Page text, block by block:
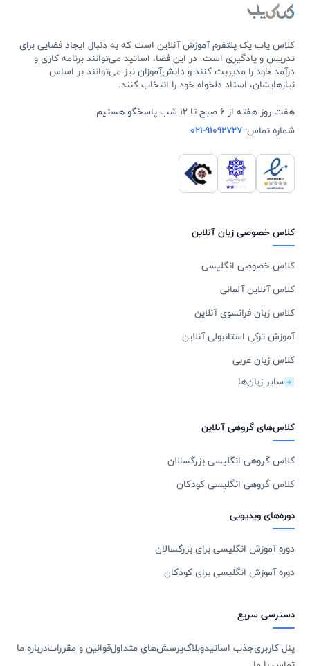
کلاس یاب یک پلتفرم آموزش آنلاین است که به دنبال ایجاد فضایی برای
تدریس و یادگیری است. در این فضا، اساتید می‌توانند برنامه کاری و
درآمد خود را مدیریت کنند و دانش‌آموزان نیز می‌توانند بر اساس
نیازهایشان، استاد دلخواه خود را انتخاب کنند.
هفت روز هفته از 6 صبح تا 12 شب پاسخگو هستیم
شماره تماس:021-91092727
کلاس خصوصی زبان آنلاین
کلاس خصوصی انگلیسی
کلاس آنلاین آلمانی
کلاس زبان فرانسوی آنلاین
آموزش ترکی استانبولی آنلاین
کلاس زبان عربی
سایر زبان‌ها
کلاس‌های گروهی آنلاین
کلاس گروهی انگلیسی بزرگسالان
کلاس گروهی انگلیسی کودکان
دوره‌های ویدیویی
دوره آموزش انگلیسی برای بزرگسالان
دوره آموزش انگلیسی برای کودکان
دسترسی سریع
پنل کاربریجذب اساتیدوبلاگپرسش‌های متداولقوانین و مقرراتدرباره ما